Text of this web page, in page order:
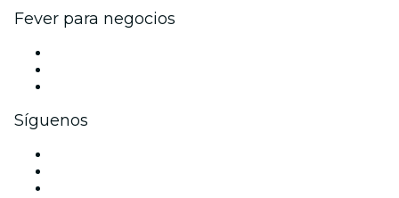
Fever para negocios
Síguenos